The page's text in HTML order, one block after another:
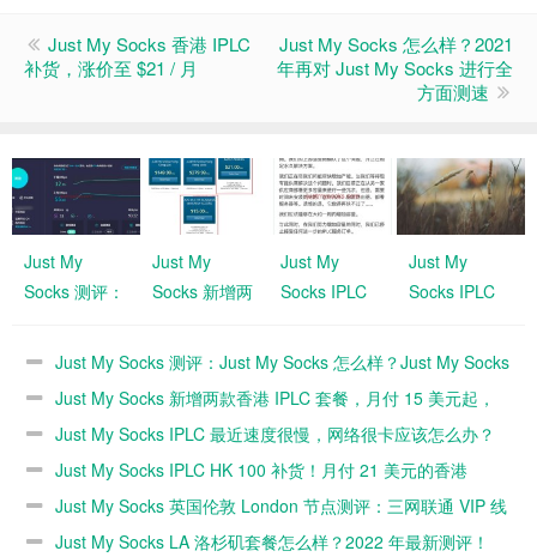
Just My Socks 香港 IPLC
补货，涨价至 $21 / 月
Just My Socks 怎么样？2021
年再对 Just My Socks 进行全
方面测速
Just My
Socks 测评：
Socks 怎么
样？Just My
Socks 速度快
不快？
（2025 年更
新）
Just My
Socks 新增两
套餐，月付
EARLY
ACCESS 抢
先体验中
Just My
Socks IPLC
慢，网络很卡
Just My
Socks IPLC
货！月付 21
美元的香港
IPLC！
Just My Socks 测评：Just My Socks 怎么样？Just My Socks
速度快不快？（2025 年更新）
Just My Socks 新增两款香港 IPLC 套餐，月付 15 美元起，
EARLY ACCESS 抢先体验中
Just My Socks IPLC 最近速度很慢，网络很卡应该怎么办？
Just My Socks IPLC HK 100 补货！月付 21 美元的香港
IPLC！Just My Socks 英国伦敦 London 节点测评：三网联通 VIP 线
路，国内速度快
Just My Socks LA 洛杉矶套餐怎么样？2022 年最新测评！